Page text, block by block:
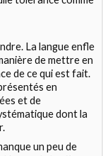
La langue enfle
de mettre en
de ce qui est fait.
en
et de
dont la
un peu de